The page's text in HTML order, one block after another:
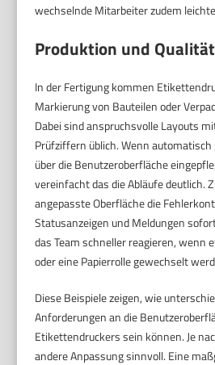
wechselnde Mitarbeiter zudem
Produktion und
In der Fertigung kommen
Markierung von Bauteilen oder
Dabei sind anspruchsvolle Layouts
Prüfziffern üblich. Wenn
über die Benutzeroberfläche
vereinfacht das die Abläufe deutlich.
angepasste Oberfläche die
Statusanzeigen und Meldungen
das Team schneller reagieren, wenn
oder eine Papierrolle gewechselt
Diese Beispiele zeigen, wie
Anforderungen an die
Etikettendruckers sein können. Je
andere Anpassung sinnvoll. Eine